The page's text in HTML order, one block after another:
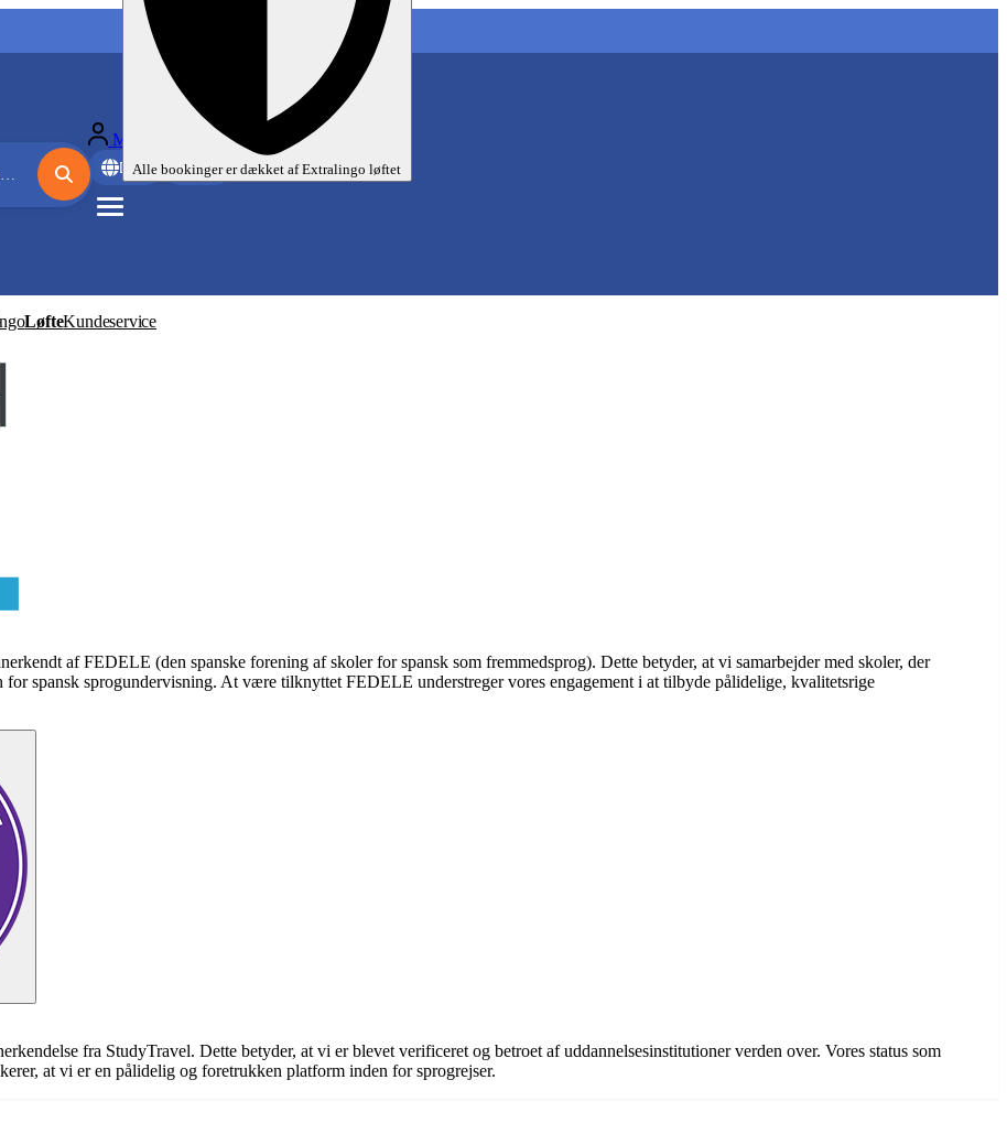
Alle bookinger er dækket afExtralingo løftet
Mine sprogrejser
Da EUR
LøfteKundeservice
af FEDELE (den spanske forening af skoler for spansk som fremmedsprog). Dette betyder, at vi samarbejder med skoler, der
for spansk sprogundervisning. At være tilknyttet FEDELE understreger vores engagement i at tilbyde pålidelige, kvalitetsrige
fra StudyTravel. Dette betyder, at vi er blevet verificeret og betroet af uddannelsesinstitutioner verden over. Vores status som
at vi er en pålidelig og foretrukken platform inden for sprogrejser.